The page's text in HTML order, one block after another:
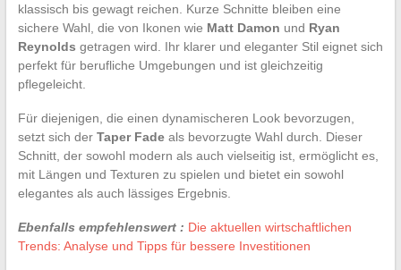
klassisch bis gewagt reichen. Kurze Schnitte bleiben eine
sichere Wahl, die von Ikonen wie Matt Damon und Ryan
Reynolds getragen wird. Ihr klarer und eleganter Stil eignet sich
perfekt für berufliche Umgebungen und ist gleichzeitig
pflegeleicht.
Für diejenigen, die einen dynamischeren Look bevorzugen,
setzt sich der Taper Fadeals bevorzugte Wahl durch. Dieser
Schnitt, der sowohl modern als auch vielseitig ist, ermöglicht es,
mit Längen und Texturen zu spielen und bietet ein sowohl
elegantes als auch lässiges Ergebnis.
Ebenfalls empfehlenswert : Die aktuellen wirtschaftlichen
Trends: Analyse und Tipps für bessere Investitionen